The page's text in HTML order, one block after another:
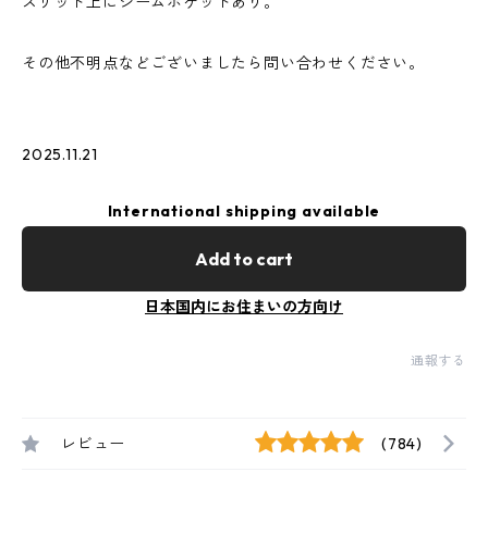
その他不明点などございましたら問い合わせください。
2025.11.21
International shipping available
Add to cart
日本国内にお住まいの方向け
通報する
レビュー (784)